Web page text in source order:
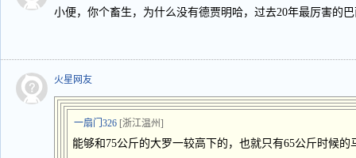
小便，你个畜生，为什么没有德贾明哈，过去20年最厉害的
火星网友
一扇门326 [浙江温州]
能够和75公斤的大罗一较高下的，也就只有65公斤时候的